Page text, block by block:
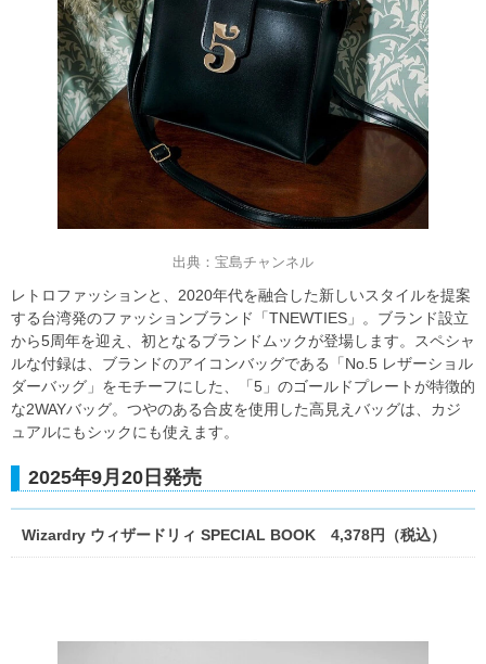
出典：宝島チャンネル
レトロファッションと、2020年代を融合した新しいスタイルを提案
する台湾発のファッションブランド「TNEWTIES」。ブランド設立
から5周年を迎え、初となるブランドムックが登場します。スペシャ
ルな付録は、ブランドのアイコンバッグである「No.5 レザーショル
ダーバッグ」をモチーフにした、「5」のゴールドプレートが特徴的
な2WAYバッグ。つやのある合皮を使用した高見えバッグは、カジ
ュアルにもシックにも使えます。
2025年9月20日発売
Wizardry ウィザードリィ SPECIAL BOOK 4,378円（税込）